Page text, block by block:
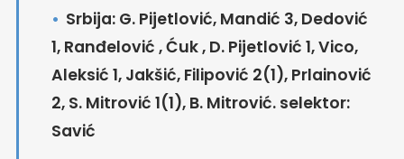
Srbija: G. Pijetlović, Mandić 3, Dedović
1, Ranđelović , Ćuk , D. Pijetlović 1, Vico,
Aleksić 1, Jakšić, Filipović 2(1), Prlainović
2, S. Mitrović 1(1), B. Mitrović. selektor:
Savić